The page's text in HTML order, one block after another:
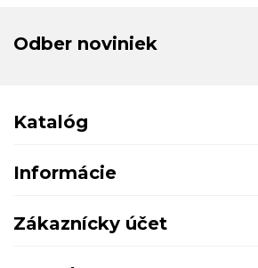
Odber noviniek
Katalóg
Informácie
Zákaznícky účet